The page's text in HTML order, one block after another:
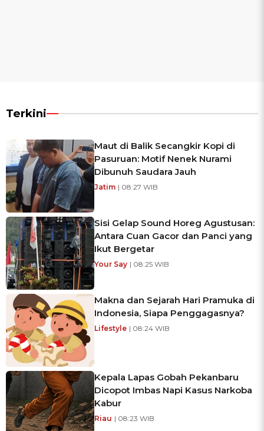
Terkini
Maut di Balik Secangkir Kopi di
Pasuruan: Motif Nenek Nurami
Dibunuh Saudara Jauh
Jatim | 08:27 WIB
Sisi Gelap Sound Horeg Agustusan:
Antara Cuan Gacor dan Panci yang
Ikut Bergetar
Your Say | 08:25 WIB
Makna dan Sejarah Hari Pramuka di
Indonesia, Siapa Penggagasnya?
Lifestyle | 08:24 WIB
Kepala Lapas Gobah Pekanbaru
Dicopot Imbas Napi Kasus Narkoba
Kabur
Riau | 08:23 WIB